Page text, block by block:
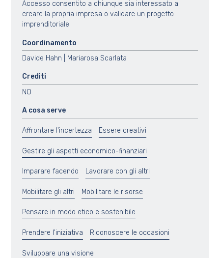
Accesso consentito a chiunque sia interessato a
creare la propria impresa o validare un progetto
imprenditoriale.
Coordinamento
Davide Hahn | Mariarosa Scarlata
Crediti
NO
A cosa serve
Affrontare l'incertezza Essere creativi
Gestire gli aspetti economico-finanziari
Imparare facendo Lavorare con gli altri
Mobilitare gli altri Mobilitare le risorse
Pensare in modo etico e sostenibile
Prendere l'iniziativa Riconoscere le occasioni
Sviluppare una visione